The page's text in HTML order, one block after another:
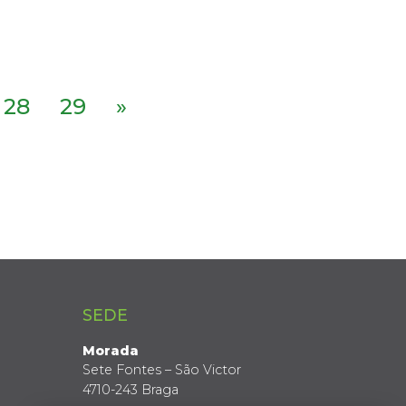
28 29 »
SEDE
Morada
Sete Fontes – São Victor
4710-243 Braga